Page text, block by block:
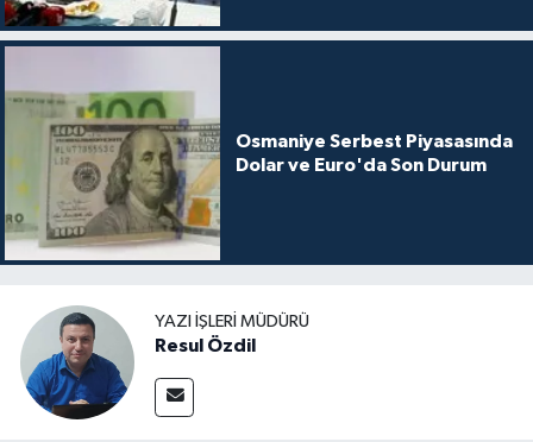
Osmaniye Serbest Piyasasında
Dolar ve Euro'da Son Durum
YAZI İŞLERI MÜDÜRÜ
Resul Özdil